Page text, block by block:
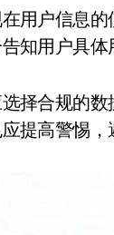
用户信息
知用户具体
择合规的
提高警惕，